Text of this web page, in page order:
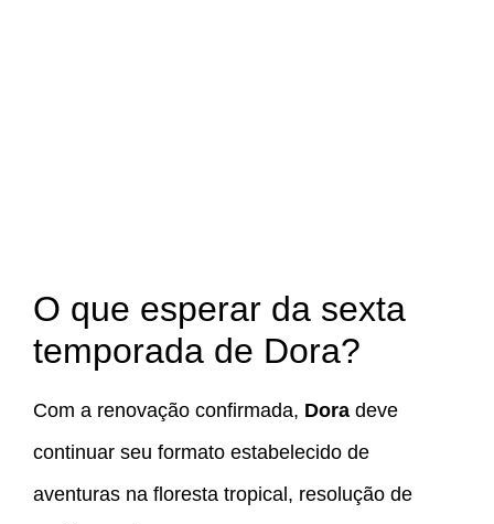
O que esperar da sexta
temporada de Dora?
Com a renovação confirmada, Dora deve
continuar seu formato estabelecido de
aventuras na floresta tropical, resolução de